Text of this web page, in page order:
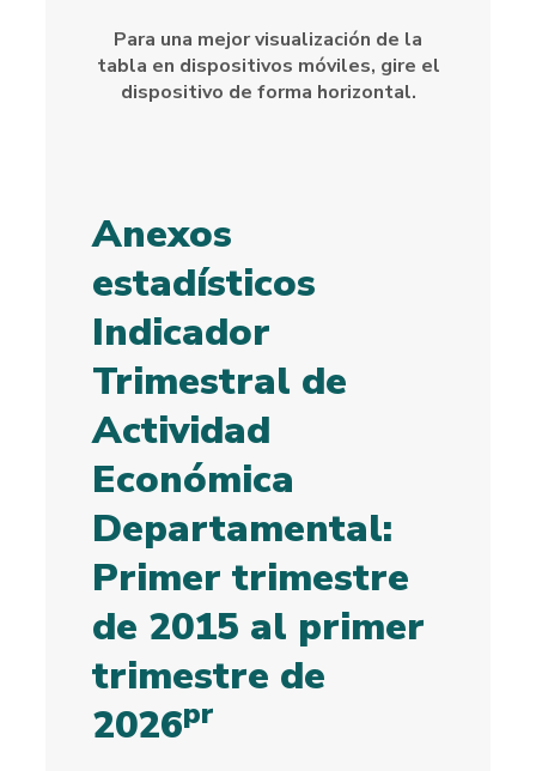
Para una mejor visualización de la
tabla en dispositivos móviles, gire el
dispositivo de forma horizontal.
Anexos
estadísticos
Indicador
Trimestral de
Actividad
Económica
Departamental:
Primer trimestre
de 2015 al primer
trimestre de
2026pr